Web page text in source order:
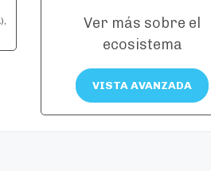
Ver más sobre el
ecosistema
VISTA AVANZADA